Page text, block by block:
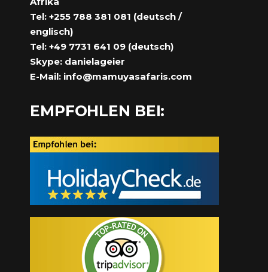
Tel: +255 788 381 081 (deutsch /
englisch)
Tel: +49 7731 641 09 (deutsch)
Skype: danielageier
E-Mail: info@mamuyasafaris.com
EMPFOHLEN BEI: